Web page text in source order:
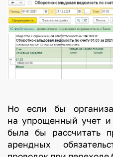
Но если бы
на упрощенный учет и
была бы рассчитать
арендных